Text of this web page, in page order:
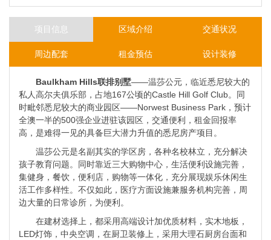
项目信息 区域介绍 交通状况
周边配套 租金预估 设计装修
Baulkham Hills联排别墅——温莎公元，临近悉尼较大的
私人高尔夫俱乐部，占地167公顷的Castle Hill Golf Club。同
时毗邻悉尼较大的商业园区——Norwest Business Park，预计
全澳一半的500强企业进驻该园区，交通便利，租金回报率
高，是难得一见的具备巨大潜力升值的悉尼房产项目。
温莎公元是名副其实的学区房，各种名校林立，充分解决
孩子教育问题。同时靠近三大购物中心，生活便利设施完善，
集健身，餐饮，便利店，购物等一体化，充分展现娱乐休闲生
活工作多样性。不仅如此，医疗方面设施兼服务机构完善，周
边大量的日常诊所，为便利。
在建材选择上，都采用高端设计加优质材料，实木地板，
LED灯饰，中央空调，在厨卫装修上，采用大理石厨房台面和